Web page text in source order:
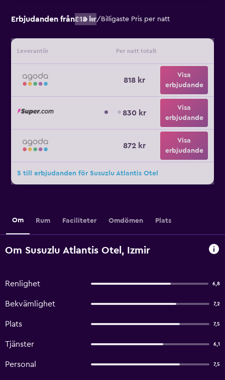
Erbjudanden från818 kr/ Billigaste Pris per natt
Leverantör Per natt totalt
818 kr
Visa
erbjudande
830 kr
Visa
erbjudande
872 kr
Visa
erbjudande
5 till erbjudanden för Susuzlu Atlantis Otel
Om Rum Faciliteter Omdömen Plats
Om Susuzlu Atlantis Otel, Izmir
Renlighet 6,8
Bekvämlighet 7,2
Plats 7,5
Tjänster 6,1
Personal 7,5